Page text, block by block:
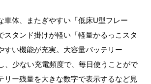
車体、またぎやすい「低床U型フレー
スタンド掛けが軽い「軽量かるっこスタ
すい機能が充実。大容量バッテリー
、少ない充電頻度で、毎日使うことがで
リー残量を大きな数字で表示するなど見